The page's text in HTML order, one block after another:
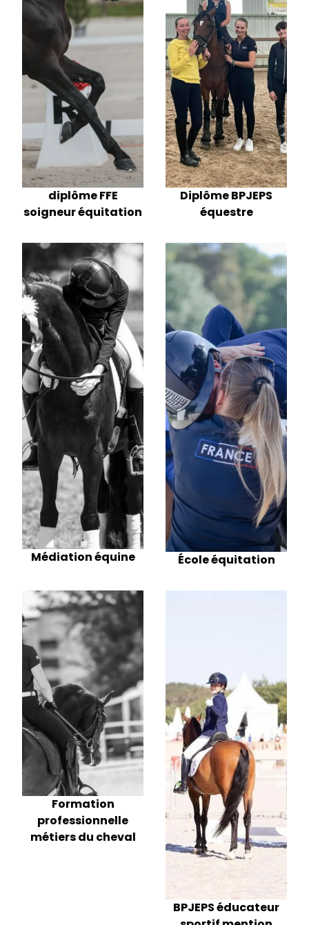
diplôme FFE
soigneur équitation
Diplôme BPJEPS
équestre
Médiation équine École équitation
Formation
professionnelle
métiers du cheval
BPJEPS éducateur